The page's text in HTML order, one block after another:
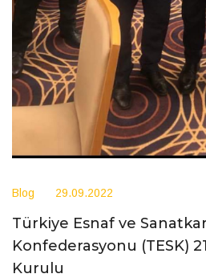
Blog 29.09.2022
Türkiye Esnaf ve
Konfederasyonu (TESK)
Kurulu